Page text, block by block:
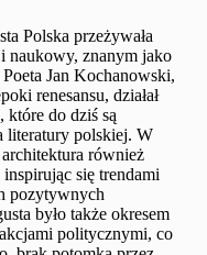
Polska przeżywała
naukowy, znanym jako
Jan Kochanowski,
renesansu, działał
które do dziś są
literatury polskiej. W
również
się trendami
pozytywnych
było także okresem
politycznymi, co